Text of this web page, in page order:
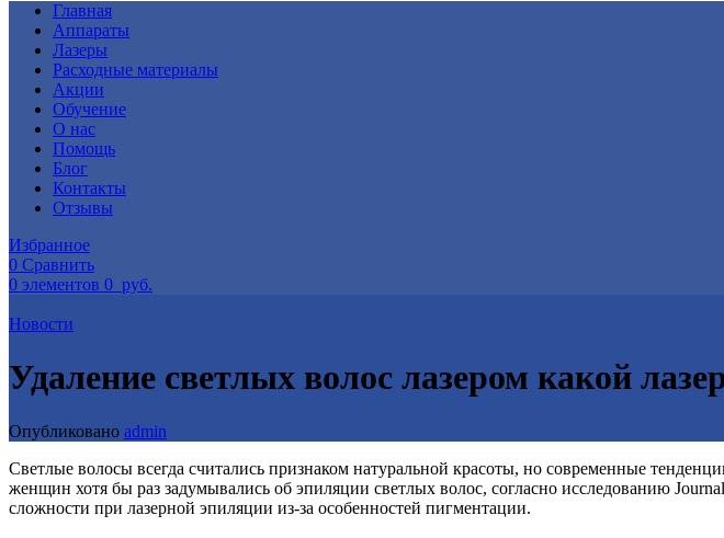
Главная
Аппараты
Лазеры
Расходные материалы
Акции
Обучение
О нас
Помощь
Блог
Контакты
Отзывы
Избранное
0 Сравнить
0 элементов 0 руб.
Новости
Удаление светлых волос лазером какой
Опубликовано admin
Светлые волосы всегда считались признаком натуральной красоты, но современные
женщин хотя бы раз задумывались об эпиляции светлых волос, согласно исследованию
сложности при лазерной эпиляции из-за особенностей пигментации.